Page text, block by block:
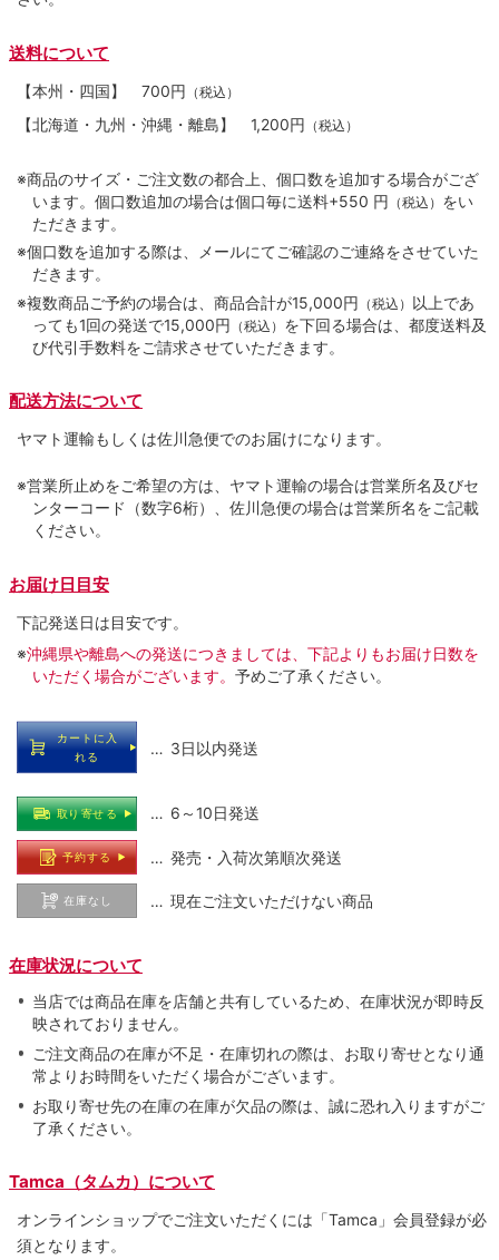
送料について
【本州・四国】 700円 （税込）
【北海道・九州・沖縄・離島】 1,200円 （税込）
※商品のサイズ・ご注文数の都合上、個口数を追加する場合がござ
います。個口数追加の場合は個口毎に送料+550 円 （税込） をい
ただきます。
※個口数を追加する際は、メールにてご確認のご連絡をさせていた
だきます。
※複数商品ご予約の場合は、商品合計が15,000円 （税込） 以上であ
っても1回の発送で15,000円 （税込） を下回る場合は、都度送料及
び代引手数料をご請求させていただきます。
配送方法について
ヤマト運輸もしくは佐川急便でのお届けになります。
※営業所止めをご希望の方は、ヤマト運輸の場合は営業所名及びセ
ンターコード（数字6桁）、佐川急便の場合は営業所名をご記載
ください。
お届け日目安
下記発送日は目安です。
※沖縄県や離島への発送につきましては、下記よりもお届け日数を
いただく場合がございます。 予めご了承ください。
カートに入
れる
… 3日以内発送
取り寄せる … 6～10日発送
予約する … 発売・入荷次第順次発送
在庫なし … 現在ご注文いただけない商品
在庫状況について
当店では商品在庫を店舗と共有しているため、在庫状況が即時反
映されておりません。
ご注文商品の在庫が不足・在庫切れの際は、お取り寄せとなり通
常よりお時間をいただく場合がございます。
お取り寄せ先の在庫の在庫が欠品の際は、誠に恐れ入りますがご
了承ください。
Tamca（タムカ）について
オンラインショップでご注⽂いただくには「Tamca」会員登録が必
須となります。